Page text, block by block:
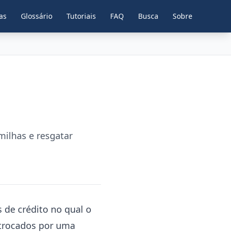
Glossário Tutoriais FAQ Busca Sobre
e resgatar
de crédito no qual o
por uma